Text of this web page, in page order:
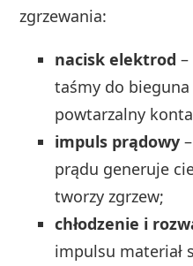
zgrzewania:
nacisk elektrod
taśmy do
powtarzalny
impuls prądowy
prądu generuje
tworzy zgrzew;
chłodzenie i
impulsu materiał